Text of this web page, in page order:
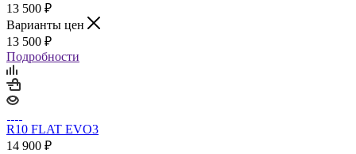
13 500 ₽
Варианты цен
13 500 ₽
Подробности
R10 FLAT EVO3
14 900 ₽